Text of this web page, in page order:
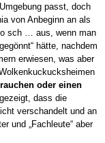
passt, doch
von Anbeginn an als
sch … aus, wenn man
hätte, nachdem
erwiesen, was aber
oder einen
dass die
verschandelt und an
und „Fachleute“ aber